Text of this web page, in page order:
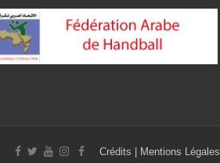
Crédits | Mentions Légales